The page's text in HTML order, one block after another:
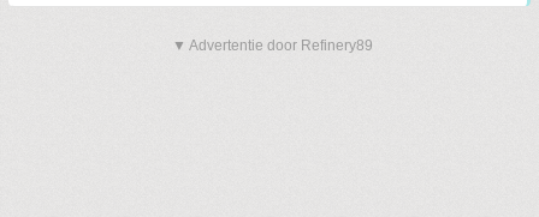
▼ Advertentie door Refinery89